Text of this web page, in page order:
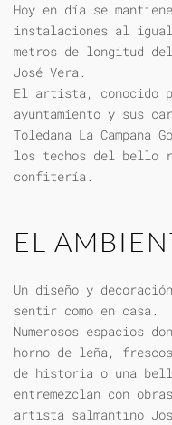
Hoy en día se
instalaciones al
metros de longitud
José Vera.
El artista, conocido
ayuntamiento y sus
Toledana La
los techos del bello
confitería.
EL
Un diseño y
sentir como en casa.
Numerosos espacios
horno de leña,
de historia o una
entremezclan con
artista salmantino